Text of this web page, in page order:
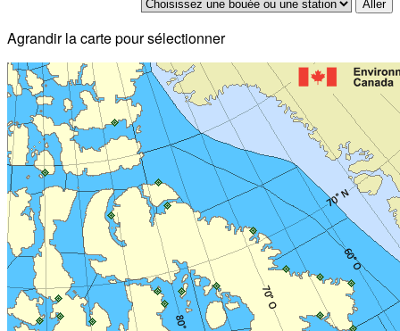
Agrandir la carte pour sélectionner